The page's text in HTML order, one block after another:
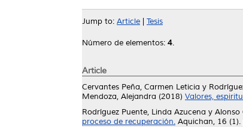
Jump to: Article Tesis
Número de elementos: 4.
Article
Cervantes Peña, Carmen Leticia y
Mendoza, Alejandra (2018) Valores,
Rodríguez Puente, Linda Azucena y Alonso
proceso de recuperación. Aquichan, 16